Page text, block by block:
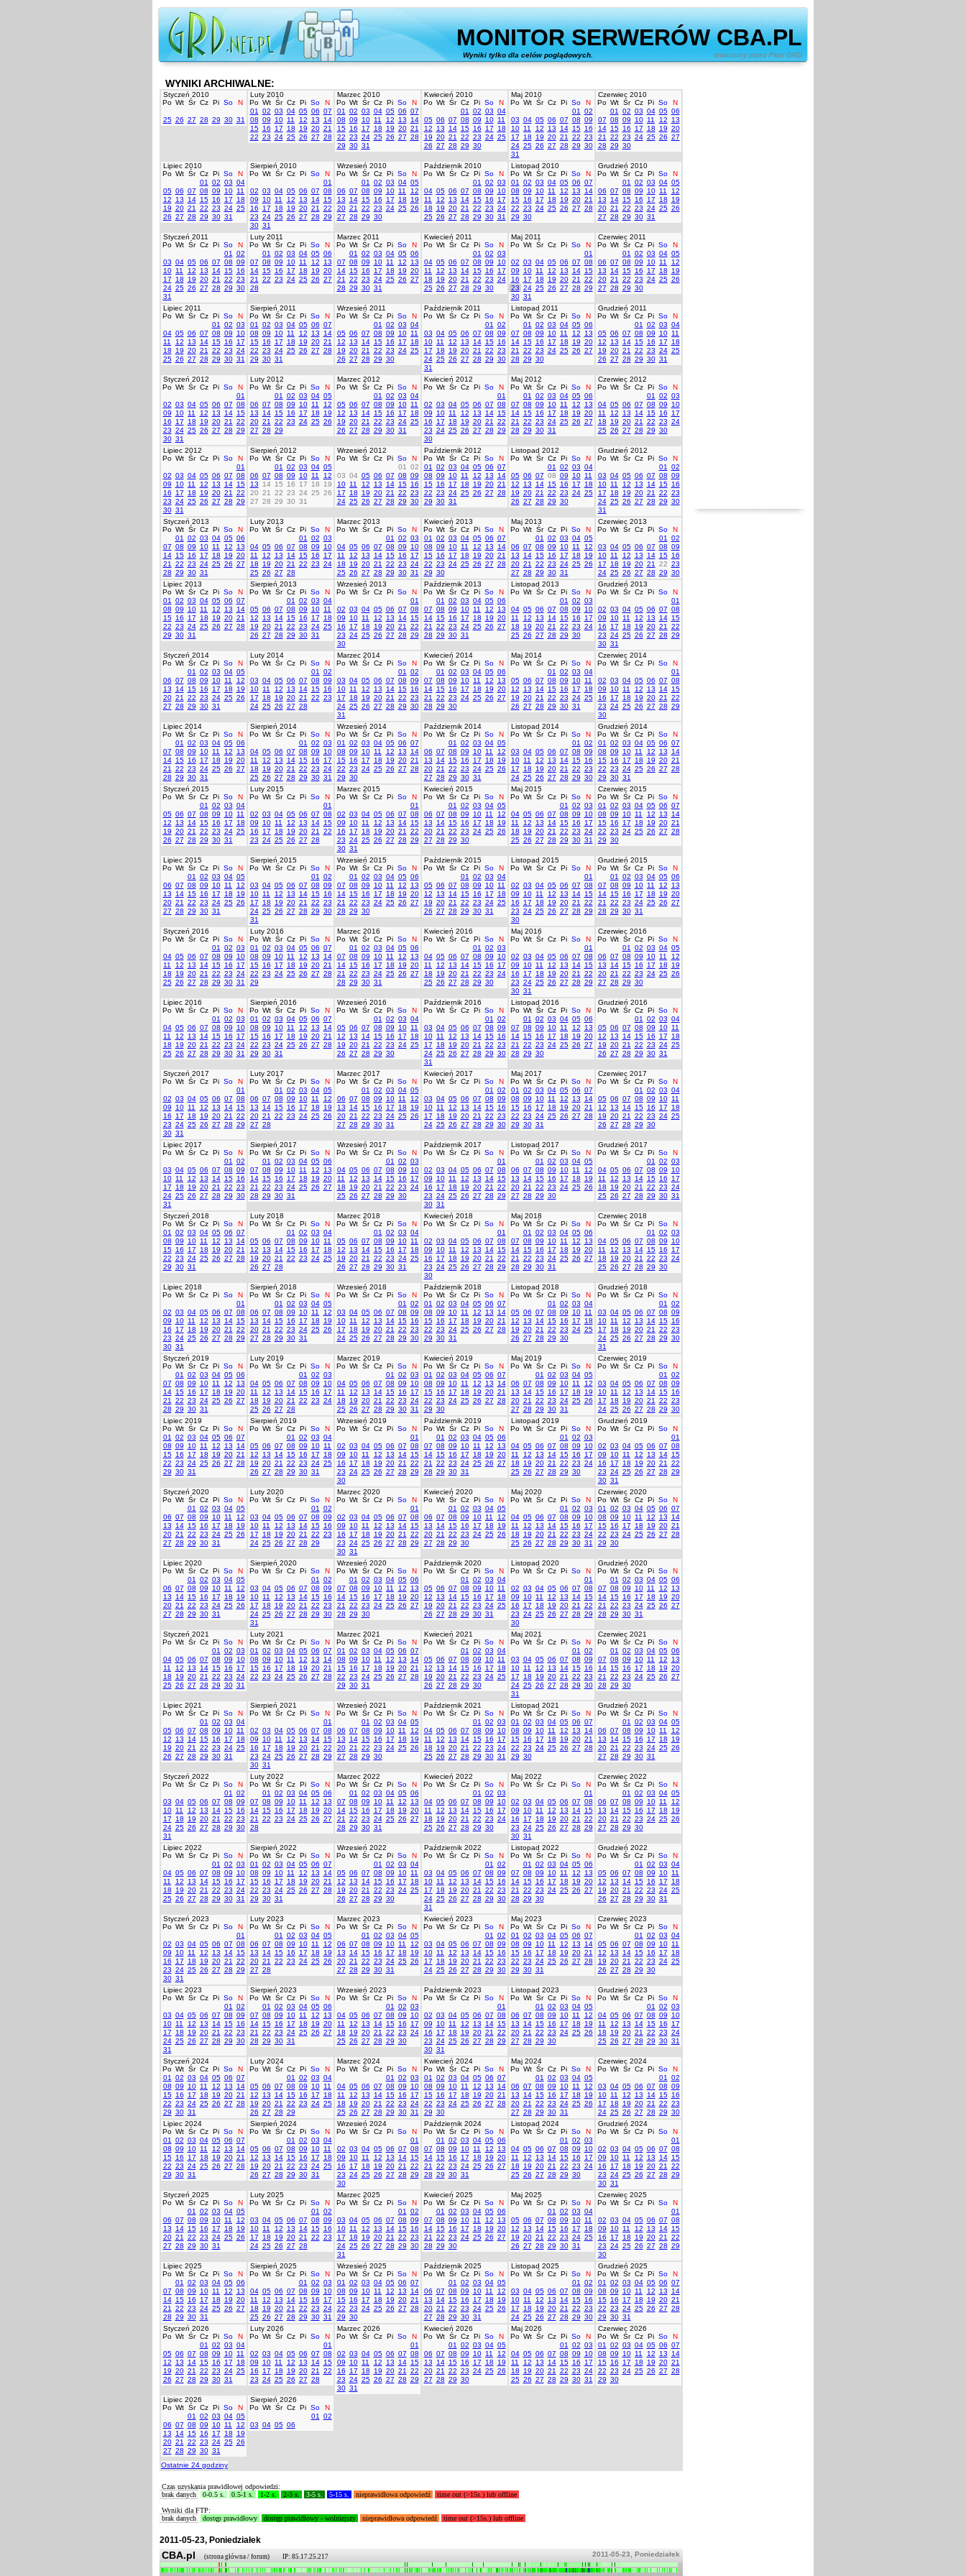
MONITOR SERWERÓW CBA.PL
Wyniki tylko dla celów poglądowych.stworzony przez Piotr GRD
WYNIKI ARCHIWALNE:
Styczeń 2010
Po Wt Śr Cz Pi So N
25 26 27 28 29 30 31
Luty 2010
Po Wt Śr Cz Pi So
N
01
02 03 04 05 06 07
08 09 10 11 12 13
14
15 16 17 18 19 20 21
22 23 24 25 26 27 28
Marzec 2010
Po Wt Śr Cz Pi So
N
01
02 03 04 05 06 07
08 09 10 11 12 13
14
15 16 17 18 19 20 21
22 23 24 25 26 27 28
29 30 31
Kwiecień 2010
Po Wt Śr Cz Pi So
N
01
02 03 04
05 06 07 08 09 10 11
12
13 14 15 16 17
18
19 20 21 22 23 24 25
26 27 28 29 30
Maj 2010
Po Wt Śr Cz Pi So
N
01
02
03 04 05 06 07 08 09
10 11 12 13 14 15 16
17
18 19 20 21 22 23
24 25 26 27 28 29 30
31
Czerwiec 2010
Po Wt Śr Cz Pi So
N
01
02 03 04 05 06
07 08 09 10 11 12
13
14 15 16 17 18 19 20
21
22 23 24 25 26 27
28 29 30
Lipiec 2010
Po Wt Śr Cz Pi So
N
01
02 03 04
05 06 07 08 09 10 11
12
13 14 15 16 17
18
19 20 21 22 23 24 25
26 27 28 29 30 31
Sierpień 2010
Po Wt Śr Cz Pi So
N
01
02 03 04 05 06 07 08
09
10 11 12 13 14 15
16
17 18 19 20 21
22
23 24 25 26 27 28 29
30 31
Wrzesień 2010
Po Wt Śr Cz Pi So
N
01
02 03 04 05
06 07 08 09 10 11
12
13
14 15 16 17 18
19
20 21 22 23 24 25 26
27 28 29 30
Październik 2010
Po Wt Śr Cz Pi So
N
01
02 03
04 05 06 07 08 09
10
11
12 13 14 15 16
17
18
19 20 21 22 23 24
25 26 27 28 29 30 31
Listopad 2010
Po Wt Śr Cz Pi So
N
01
02 03 04 05 06 07
08 09 10 11 12 13
14
15 16 17 18 19 20 21
22 23 24 25 26 27 28
29 30
Grudzień 2010
Po Wt Śr Cz Pi So
N
01
02 03 04 05
06 07 08 09 10 11
12
13
14 15 16 17 18
19
20 21 22 23 24 25 26
27 28 29 30 31
Styczeń 2011
Po Wt Śr Cz Pi So
N
01
02
03 04 05 06 07 08 09
10 11 12 13 14 15 16
17
18 19 20 21 22 23
24 25 26 27 28 29 30
31
Luty 2011
Po Wt Śr Cz Pi So
N
01
02 03 04 05 06
07 08 09 10 11 12
13
14 15 16 17 18 19 20
21
22 23 24 25 26 27
28
Marzec 2011
Po Wt Śr Cz Pi So
N
01
02 03 04 05 06
07 08 09 10 11 12
13
14 15 16 17 18 19 20
21
22 23 24 25 26 27
28 29 30 31
Kwiecień 2011
Po Wt Śr Cz Pi So
N
01
02 03
04 05 06 07 08 09
10
11
12 13 14 15 16
17
18
19 20 21 22 23 24
25 26 27 28 29 30
Maj 2011
Po Wt Śr Cz Pi So
N
01
02 03 04 05 06 07 08
09
10 11 12 13 14 15
16
17 18 19 20 21
22
23 24 25 26 27 28 29
30 31
Czerwiec 2011
Po Wt Śr Cz Pi So
N
01
02 03 04 05
06 07 08 09 10 11
12
13
14 15 16 17 18
19
20 21 22 23 24 25 26
27 28 29 30
Lipiec 2011
Po Wt Śr Cz Pi So
N
01
02 03
04 05 06 07 08 09
10
11
12 13 14 15 16
17
18
19 20 21 22 23 24
25 26 27 28 29 30 31
Sierpień 2011
Po Wt Śr Cz Pi So
N
01
02 03 04 05 06 07
08 09 10 11 12 13
14
15 16 17 18 19 20 21
22 23 24 25 26 27 28
29 30 31
Wrzesień 2011
Po Wt Śr Cz Pi So
N
01
02 03 04
05 06 07 08 09 10 11
12
13 14 15 16 17
18
19 20 21 22 23 24 25
26 27 28 29 30
Październik 2011
Po Wt Śr Cz Pi So
N
01
02
03 04 05 06 07 08 09
10 11 12 13 14 15 16
17
18 19 20 21 22 23
24 25 26 27 28 29 30
31
Listopad 2011
Po Wt Śr Cz Pi So
N
01
02 03 04 05 06
07 08 09 10 11 12
13
14 15 16 17 18 19 20
21
22 23 24 25 26 27
28 29 30
Grudzień 2011
Po Wt Śr Cz Pi So
N
01
02 03 04
05 06 07 08 09 10 11
12
13 14 15 16 17
18
19 20 21 22 23 24 25
26 27 28 29 30 31
Styczeń 2012
Po Wt Śr Cz Pi So
N
01
02 03 04 05 06 07 08
09
10 11 12 13 14 15
16
17 18 19 20 21
22
23 24 25 26 27 28 29
30 31
Luty 2012
Po Wt Śr Cz Pi So
N
01
02 03 04 05
06 07 08 09 10 11
12
13
14 15 16 17 18
19
20 21 22 23 24 25 26
27 28 29
Marzec 2012
Po Wt Śr Cz Pi So
N
01
02 03 04
05 06 07 08 09 10 11
12
13 14 15 16 17
18
19 20 21 22 23 24 25
26 27 28 29 30 31
Kwiecień 2012
Po Wt Śr Cz Pi So
N
01
02 03 04 05 06 07 08
09
10 11 12 13 14 15
16
17 18 19 20 21
22
23 24 25 26 27 28 29
30
Maj 2012
Po Wt Śr Cz Pi So
N
01
02 03 04 05 06
07 08 09 10 11 12
13
14 15 16 17 18 19 20
21
22 23 24 25 26 27
28 29 30 31
Czerwiec 2012
Po Wt Śr Cz Pi So
N
01
02 03
04 05 06 07 08 09
10
11
12 13 14 15 16
17
18
19 20 21 22 23 24
25 26 27 28 29 30
Lipiec 2012
Po Wt Śr Cz Pi So
N
01
02 03 04 05 06 07 08
09
10 11 12 13 14 15
16
17 18 19 20 21
22
23 24 25 26 27 28 29
30 31
Sierpień 2012
Po Wt Śr Cz Pi So
N
01
02 03 04 05
06 07 08 09 10 11
12
13
14 15 16 17 18
19
20 21 22 23 24 25 26
27 28 29 30 31
Wrzesień 2012
Po Wt Śr Cz Pi So
N
01
02
03 04 05 06 07 08 09
10 11 12 13 14 15 16
17
18 19 20 21 22 23
24 25 26 27 28 29 30
Październik 2012
Po Wt Śr Cz Pi So
N
01
02 03 04 05 06 07
08 09 10 11 12 13
14
15 16 17 18 19 20 21
22 23 24 25 26 27 28
29 30 31
Listopad 2012
Po Wt Śr Cz Pi So
N
01
02 03 04
05 06 07 08 09 10 11
12
13 14 15 16 17
18
19 20 21 22 23 24 25
26 27 28 29 30
Grudzień 2012
Po Wt Śr Cz Pi So
N
01
02
03 04 05 06 07 08 09
10 11 12 13 14 15 16
17
18 19 20 21 22 23
24 25 26 27 28 29 30
31
Styczeń 2013
Po Wt Śr Cz Pi So
N
01
02 03 04 05 06
07 08 09 10 11 12
13
14 15 16 17 18 19 20
21
22 23 24 25 26 27
28 29 30 31
Luty 2013
Po Wt Śr Cz Pi So
N
01
02 03
04 05 06 07 08 09
10
11
12 13 14 15 16
17
18
19 20 21 22 23 24
25 26 27 28
Marzec 2013
Po Wt Śr Cz Pi So
N
01
02 03
04 05 06 07 08 09
10
11
12 13 14 15 16
17
18
19 20 21 22 23 24
25 26 27 28 29 30 31
Kwiecień 2013
Po Wt Śr Cz Pi So
N
01
02 03 04 05 06 07
08 09 10 11 12 13
14
15 16 17 18 19 20 21
22 23 24 25 26 27 28
29 30
Maj 2013
Po Wt Śr Cz Pi So
N
01
02 03 04 05
06 07 08 09 10 11
12
13
14 15 16 17 18
19
20 21 22 23 24 25 26
27 28 29 30 31
Czerwiec 2013
Po Wt Śr Cz Pi So
N
01
02
03 04 05 06 07 08 09
10 11 12 13 14 15 16
17
18 19 20 21 22 23
24 25 26 27 28 29 30
Lipiec 2013
Po Wt Śr Cz Pi So
N
01
02 03 04 05 06 07
08 09 10 11 12 13
14
15 16 17 18 19 20 21
22 23 24 25 26 27 28
29 30 31
Sierpień 2013
Po Wt Śr Cz Pi So
N
01
02 03 04
05 06 07 08 09 10 11
12
13 14 15 16 17
18
19 20 21 22 23 24 25
26 27 28 29 30 31
Wrzesień 2013
Po Wt Śr Cz Pi So
N
01
02 03 04 05 06 07 08
09
10 11 12 13 14 15
16
17 18 19 20 21
22
23 24 25 26 27 28 29
30
Październik 2013
Po Wt Śr Cz Pi So
N
01
02 03 04 05 06
07 08 09 10 11 12
13
14 15 16 17 18 19 20
21
22 23 24 25 26 27
28 29 30 31
Listopad 2013
Po Wt Śr Cz Pi So
N
01
02 03
04 05 06 07 08 09
10
11
12 13 14 15 16
17
18
19 20 21 22 23 24
25 26 27 28 29 30
Grudzień 2013
Po Wt Śr Cz Pi So
N
01
02 03 04 05 06 07 08
09
10 11 12 13 14 15
16
17 18 19 20 21
22
23 24 25 26 27 28 29
30 31
Styczeń 2014
Po Wt Śr Cz Pi So
N
01
02 03 04 05
06 07 08 09 10 11
12
13
14 15 16 17 18
19
20 21 22 23 24 25 26
27 28 29 30 31
Luty 2014
Po Wt Śr Cz Pi So
N
01
02
03 04 05 06 07 08 09
10 11 12 13 14 15 16
17
18 19 20 21 22 23
24 25 26 27 28
Marzec 2014
Po Wt Śr Cz Pi So
N
01
02
03 04 05 06 07 08 09
10 11 12 13 14 15 16
17
18 19 20 21 22 23
24 25 26 27 28 29 30
31
Kwiecień 2014
Po Wt Śr Cz Pi So
N
01
02 03 04 05 06
07 08 09 10 11 12
13
14 15 16 17 18 19 20
21
22 23 24 25 26 27
28 29 30
Maj 2014
Po Wt Śr Cz Pi So
N
01
02 03 04
05 06 07 08 09 10 11
12
13 14 15 16 17
18
19 20 21 22 23 24 25
26 27 28 29 30 31
Czerwiec 2014
Po Wt Śr Cz Pi So
N
01
02 03 04 05 06 07 08
09
10 11 12 13 14 15
16
17 18 19 20 21
22
23 24 25 26 27 28 29
30
Lipiec 2014
Po Wt Śr Cz Pi So
N
01
02 03 04 05 06
07 08 09 10 11 12
13
14 15 16 17 18 19 20
21
22 23 24 25 26 27
28 29 30 31
Sierpień 2014
Po Wt Śr Cz Pi So
N
01
02 03
04 05 06 07 08 09
10
11
12 13 14 15 16
17
18
19 20 21 22 23 24
25 26 27 28 29 30 31
Wrzesień 2014
Po Wt Śr Cz Pi So
N
01
02 03 04 05 06 07
08 09 10 11 12 13
14
15 16 17 18 19 20 21
22 23 24 25 26 27 28
29 30
Październik 2014
Po Wt Śr Cz Pi So
N
01
02 03 04 05
06 07 08 09 10 11
12
13
14 15 16 17 18
19
20 21 22 23 24 25 26
27 28 29 30 31
Listopad 2014
Po Wt Śr Cz Pi So
N
01
02
03 04 05 06 07 08 09
10 11 12 13 14 15 16
17
18 19 20 21 22 23
24 25 26 27 28 29 30
Grudzień 2014
Po Wt Śr Cz Pi So
N
01
02 03 04 05 06 07
08 09 10 11 12 13
14
15 16 17 18 19 20 21
22 23 24 25 26 27 28
29 30 31
Styczeń 2015
Po Wt Śr Cz Pi So
N
01
02 03 04
05 06 07 08 09 10 11
12
13 14 15 16 17
18
19 20 21 22 23 24 25
26 27 28 29 30 31
Luty 2015
Po Wt Śr Cz Pi So
N
01
02 03 04 05 06 07 08
09
10 11 12 13 14 15
16
17 18 19 20 21
22
23 24 25 26 27 28
Marzec 2015
Po Wt Śr Cz Pi So
N
01
02 03 04 05 06 07 08
09
10 11 12 13 14 15
16
17 18 19 20 21
22
23 24 25 26 27 28 29
30 31
Kwiecień 2015
Po Wt Śr Cz Pi So
N
01
02 03 04 05
06 07 08 09 10 11
12
13
14 15 16 17 18
19
20 21 22 23 24 25 26
27 28 29 30
Maj 2015
Po Wt Śr Cz Pi So
N
01
02 03
04 05 06 07 08 09
10
11
12 13 14 15 16
17
18
19 20 21 22 23 24
25 26 27 28 29 30 31
Czerwiec 2015
Po Wt Śr Cz Pi So
N
01
02 03 04 05 06 07
08 09 10 11 12 13
14
15 16 17 18 19 20 21
22 23 24 25 26 27 28
29 30
Lipiec 2015
Po Wt Śr Cz Pi So
N
01
02 03 04 05
06 07 08 09 10 11
12
13
14 15 16 17 18
19
20 21 22 23 24 25 26
27 28 29 30 31
Sierpień 2015
Po Wt Śr Cz Pi So
N
01
02
03 04 05 06 07 08 09
10 11 12 13 14 15 16
17
18 19 20 21 22 23
24 25 26 27 28 29 30
31
Wrzesień 2015
Po Wt Śr Cz Pi So
N
01
02 03 04 05 06
07 08 09 10 11 12
13
14 15 16 17 18 19 20
21
22 23 24 25 26 27
28 29 30
Październik 2015
Po Wt Śr Cz Pi So
N
01
02 03 04
05 06 07 08 09 10 11
12
13 14 15 16 17
18
19 20 21 22 23 24 25
26 27 28 29 30 31
Listopad 2015
Po Wt Śr Cz Pi So
N
01
02 03 04 05 06 07 08
09
10 11 12 13 14 15
16
17 18 19 20 21
22
23 24 25 26 27 28 29
30
Grudzień 2015
Po Wt Śr Cz Pi So
N
01
02 03 04 05 06
07 08 09 10 11 12
13
14 15 16 17 18 19 20
21
22 23 24 25 26 27
28 29 30 31
Styczeń 2016
Po Wt Śr Cz Pi So
N
01
02 03
04 05 06 07 08 09
10
11
12 13 14 15 16
17
18
19 20 21 22 23 24
25 26 27 28 29 30 31
Luty 2016
Po Wt Śr Cz Pi So
N
01
02 03 04 05 06 07
08 09 10 11 12 13
14
15 16 17 18 19 20 21
22 23 24 25 26 27 28
29
Marzec 2016
Po Wt Śr Cz Pi So
N
01
02 03 04 05 06
07 08 09 10 11 12
13
14 15 16 17 18 19 20
21
22 23 24 25 26 27
28 29 30 31
Kwiecień 2016
Po Wt Śr Cz Pi So
N
01
02 03
04 05 06 07 08 09
10
11
12 13 14 15 16
17
18
19 20 21 22 23 24
25 26 27 28 29 30
Maj 2016
Po Wt Śr Cz Pi So
N
01
02 03 04 05 06 07 08
09
10 11 12 13 14 15
16
17 18 19 20 21
22
23 24 25 26 27 28 29
30 31
Czerwiec 2016
Po Wt Śr Cz Pi So
N
01
02 03 04 05
06 07 08 09 10 11
12
13
14 15 16 17 18
19
20 21 22 23 24 25 26
27 28 29 30
Lipiec 2016
Po Wt Śr Cz Pi So
N
01
02 03
04 05 06 07 08 09
10
11
12 13 14 15 16
17
18
19 20 21 22 23 24
25 26 27 28 29 30 31
Sierpień 2016
Po Wt Śr Cz Pi So
N
01
02 03 04 05 06 07
08 09 10 11 12 13
14
15 16 17 18 19 20 21
22 23 24 25 26 27 28
29 30 31
Wrzesień 2016
Po Wt Śr Cz Pi So
N
01
02 03 04
05 06 07 08 09 10 11
12
13 14 15 16 17
18
19 20 21 22 23 24 25
26 27 28 29 30
Październik 2016
Po Wt Śr Cz Pi So
N
01
02
03 04 05 06 07 08 09
10 11 12 13 14 15 16
17
18 19 20 21 22 23
24 25 26 27 28 29 30
31
Listopad 2016
Po Wt Śr Cz Pi So
N
01
02 03 04 05 06
07 08 09 10 11 12
13
14 15 16 17 18 19 20
21
22 23 24 25 26 27
28 29 30
Grudzień 2016
Po Wt Śr Cz Pi So
N
01
02 03 04
05 06 07 08 09 10 11
12
13 14 15 16 17
18
19 20 21 22 23 24 25
26 27 28 29 30 31
Styczeń 2017
Po Wt Śr Cz Pi So
N
01
02 03 04 05 06 07 08
09
10 11 12 13 14 15
16
17 18 19 20 21
22
23 24 25 26 27 28 29
30 31
Luty 2017
Po Wt Śr Cz Pi So
N
01
02 03 04 05
06 07 08 09 10 11
12
13
14 15 16 17 18
19
20 21 22 23 24 25 26
27 28
Marzec 2017
Po Wt Śr Cz Pi So
N
01
02 03 04 05
06 07 08 09 10 11
12
13
14 15 16 17 18
19
20 21 22 23 24 25 26
27 28 29 30 31
Kwiecień 2017
Po Wt Śr Cz Pi So
N
01
02
03 04 05 06 07 08 09
10 11 12 13 14 15 16
17
18 19 20 21 22 23
24 25 26 27 28 29 30
Maj 2017
Po Wt Śr Cz Pi So
N
01
02 03 04 05 06 07
08 09 10 11 12 13
14
15 16 17 18 19 20 21
22 23 24 25 26 27 28
29 30 31
Czerwiec 2017
Po Wt Śr Cz Pi So
N
01
02 03 04
05 06 07 08 09 10 11
12
13 14 15 16 17
18
19 20 21 22 23 24 25
26 27 28 29 30
Lipiec 2017
Po Wt Śr Cz Pi So
N
01
02
03 04 05 06 07 08 09
10 11 12 13 14 15 16
17
18 19 20 21 22 23
24 25 26 27 28 29 30
31
Sierpień 2017
Po Wt Śr Cz Pi So
N
01
02 03 04 05 06
07 08 09 10 11 12
13
14 15 16 17 18 19 20
21
22 23 24 25 26 27
28 29 30 31
Wrzesień 2017
Po Wt Śr Cz Pi So
N
01
02 03
04 05 06 07 08 09
10
11
12 13 14 15 16
17
18
19 20 21 22 23 24
25 26 27 28 29 30
Październik 2017
Po Wt Śr Cz Pi So
N
01
02 03 04 05 06 07 08
09
10 11 12 13 14 15
16
17 18 19 20 21
22
23 24 25 26 27 28 29
30 31
Listopad 2017
Po Wt Śr Cz Pi So
N
01
02 03 04 05
06 07 08 09 10 11
12
13
14 15 16 17 18
19
20 21 22 23 24 25 26
27 28 29 30
Grudzień 2017
Po Wt Śr Cz Pi So
N
01
02 03
04 05 06 07 08 09
10
11
12 13 14 15 16
17
18
19 20 21 22 23 24
25 26 27 28 29 30 31
Styczeń 2018
Po Wt Śr Cz Pi So
N
01
02 03 04 05 06 07
08 09 10 11 12 13
14
15 16 17 18 19 20 21
22 23 24 25 26 27 28
29 30 31
Luty 2018
Po Wt Śr Cz Pi So
N
01
02 03 04
05 06 07 08 09 10 11
12
13 14 15 16 17
18
19 20 21 22 23 24 25
26 27 28
Marzec 2018
Po Wt Śr Cz Pi So
N
01
02 03 04
05 06 07 08 09 10 11
12
13 14 15 16 17
18
19 20 21 22 23 24 25
26 27 28 29 30 31
Kwiecień 2018
Po Wt Śr Cz Pi So
N
01
02 03 04 05 06 07 08
09
10 11 12 13 14 15
16
17 18 19 20 21
22
23 24 25 26 27 28 29
30
Maj 2018
Po Wt Śr Cz Pi So
N
01
02 03 04 05 06
07 08 09 10 11 12
13
14 15 16 17 18 19 20
21
22 23 24 25 26 27
28 29 30 31
Czerwiec 2018
Po Wt Śr Cz Pi So
N
01
02 03
04 05 06 07 08 09
10
11
12 13 14 15 16
17
18
19 20 21 22 23 24
25 26 27 28 29 30
Lipiec 2018
Po Wt Śr Cz Pi So
N
01
02 03 04 05 06 07 08
09
10 11 12 13 14 15
16
17 18 19 20 21
22
23 24 25 26 27 28 29
30 31
Sierpień 2018
Po Wt Śr Cz Pi So
N
01
02 03 04 05
06 07 08 09 10 11
12
13
14 15 16 17 18
19
20 21 22 23 24 25 26
27 28 29 30 31
Wrzesień 2018
Po Wt Śr Cz Pi So
N
01
02
03 04 05 06 07 08 09
10 11 12 13 14 15 16
17
18 19 20 21 22 23
24 25 26 27 28 29 30
Październik 2018
Po Wt Śr Cz Pi So
N
01
02 03 04 05 06 07
08 09 10 11 12 13
14
15 16 17 18 19 20 21
22 23 24 25 26 27 28
29 30 31
Listopad 2018
Po Wt Śr Cz Pi So
N
01
02 03 04
05 06 07 08 09 10 11
12
13 14 15 16 17
18
19 20 21 22 23 24 25
26 27 28 29 30
Grudzień 2018
Po Wt Śr Cz Pi So
N
01
02
03 04 05 06 07 08 09
10 11 12 13 14 15 16
17
18 19 20 21 22 23
24 25 26 27 28 29 30
31
Styczeń 2019
Po Wt Śr Cz Pi So
N
01
02 03 04 05 06
07 08 09 10 11 12
13
14 15 16 17 18 19 20
21
22 23 24 25 26 27
28 29 30 31
Luty 2019
Po Wt Śr Cz Pi So
N
01
02 03
04 05 06 07 08 09
10
11
12 13 14 15 16
17
18
19 20 21 22 23 24
25 26 27 28
Marzec 2019
Po Wt Śr Cz Pi So
N
01
02 03
04 05 06 07 08 09
10
11
12 13 14 15 16
17
18
19 20 21 22 23 24
25 26 27 28 29 30 31
Kwiecień 2019
Po Wt Śr Cz Pi So
N
01
02 03 04 05 06 07
08 09 10 11 12 13
14
15 16 17 18 19 20 21
22 23 24 25 26 27 28
29 30
Maj 2019
Po Wt Śr Cz Pi So
N
01
02 03 04 05
06 07 08 09 10 11
12
13
14 15 16 17 18
19
20 21 22 23 24 25 26
27 28 29 30 31
Czerwiec 2019
Po Wt Śr Cz Pi So
N
01
02
03 04 05 06 07 08 09
10 11 12 13 14 15 16
17
18 19 20 21 22 23
24 25 26 27 28 29 30
Lipiec 2019
Po Wt Śr Cz Pi So
N
01
02 03 04 05 06 07
08 09 10 11 12 13
14
15 16 17 18 19 20 21
22 23 24 25 26 27 28
29 30 31
Sierpień 2019
Po Wt Śr Cz Pi So
N
01
02 03 04
05 06 07 08 09 10 11
12
13 14 15 16 17
18
19 20 21 22 23 24 25
26 27 28 29 30 31
Wrzesień 2019
Po Wt Śr Cz Pi So
N
01
02 03 04 05 06 07 08
09
10 11 12 13 14 15
16
17 18 19 20 21
22
23 24 25 26 27 28 29
30
Październik 2019
Po Wt Śr Cz Pi So
N
01
02 03 04 05 06
07 08 09 10 11 12
13
14 15 16 17 18 19 20
21
22 23 24 25 26 27
28 29 30 31
Listopad 2019
Po Wt Śr Cz Pi So
N
01
02 03
04 05 06 07 08 09
10
11
12 13 14 15 16
17
18
19 20 21 22 23 24
25 26 27 28 29 30
Grudzień 2019
Po Wt Śr Cz Pi So
N
01
02 03 04 05 06 07 08
09
10 11 12 13 14 15
16
17 18 19 20 21
22
23 24 25 26 27 28 29
30 31
Styczeń 2020
Po Wt Śr Cz Pi So
N
01
02 03 04 05
06 07 08 09 10 11
12
13
14 15 16 17 18
19
20 21 22 23 24 25 26
27 28 29 30 31
Luty 2020
Po Wt Śr Cz Pi So
N
01
02
03 04 05 06 07 08 09
10 11 12 13 14 15 16
17
18 19 20 21 22 23
24 25 26 27 28 29
Marzec 2020
Po Wt Śr Cz Pi So
N
01
02 03 04 05 06 07 08
09
10 11 12 13 14 15
16
17 18 19 20 21
22
23 24 25 26 27 28 29
30 31
Kwiecień 2020
Po Wt Śr Cz Pi So
N
01
02 03 04 05
06 07 08 09 10 11
12
13
14 15 16 17 18
19
20 21 22 23 24 25 26
27 28 29 30
Maj 2020
Po Wt Śr Cz Pi So
N
01
02 03
04 05 06 07 08 09
10
11
12 13 14 15 16
17
18
19 20 21 22 23 24
25 26 27 28 29 30 31
Czerwiec 2020
Po Wt Śr Cz Pi So
N
01
02 03 04 05 06 07
08 09 10 11 12 13
14
15 16 17 18 19 20 21
22 23 24 25 26 27 28
29 30
Lipiec 2020
Po Wt Śr Cz Pi So
N
01
02 03 04 05
06 07 08 09 10 11
12
13
14 15 16 17 18
19
20 21 22 23 24 25 26
27 28 29 30 31
Sierpień 2020
Po Wt Śr Cz Pi So
N
01
02
03 04 05 06 07 08 09
10 11 12 13 14 15 16
17
18 19 20 21 22 23
24 25 26 27 28 29 30
31
Wrzesień 2020
Po Wt Śr Cz Pi So
N
01
02 03 04 05 06
07 08 09 10 11 12
13
14 15 16 17 18 19 20
21
22 23 24 25 26 27
28 29 30
Październik 2020
Po Wt Śr Cz Pi So
N
01
02 03 04
05 06 07 08 09 10 11
12
13 14 15 16 17
18
19 20 21 22 23 24 25
26 27 28 29 30 31
Listopad 2020
Po Wt Śr Cz Pi So
N
01
02 03 04 05 06 07 08
09
10 11 12 13 14 15
16
17 18 19 20 21
22
23 24 25 26 27 28 29
30
Grudzień 2020
Po Wt Śr Cz Pi So
N
01
02 03 04 05 06
07 08 09 10 11 12
13
14 15 16 17 18 19 20
21
22 23 24 25 26 27
28 29 30 31
Styczeń 2021
Po Wt Śr Cz Pi So
N
01
02 03
04 05 06 07 08 09
10
11
12 13 14 15 16
17
18
19 20 21 22 23 24
25 26 27 28 29 30 31
Luty 2021
Po Wt Śr Cz Pi So
N
01
02 03 04 05 06 07
08 09 10 11 12 13
14
15 16 17 18 19 20 21
22 23 24 25 26 27 28
Marzec 2021
Po Wt Śr Cz Pi So
N
01
02 03 04 05 06 07
08 09 10 11 12 13
14
15 16 17 18 19 20 21
22 23 24 25 26 27 28
29 30 31
Kwiecień 2021
Po Wt Śr Cz Pi So
N
01
02 03 04
05 06 07 08 09 10 11
12
13 14 15 16 17
18
19 20 21 22 23 24 25
26 27 28 29 30
Maj 2021
Po Wt Śr Cz Pi So
N
01
02
03 04 05 06 07 08 09
10 11 12 13 14 15 16
17
18 19 20 21 22 23
24 25 26 27 28 29 30
31
Czerwiec 2021
Po Wt Śr Cz Pi So
N
01
02 03 04 05 06
07 08 09 10 11 12
13
14 15 16 17 18 19 20
21
22 23 24 25 26 27
28 29 30
Lipiec 2021
Po Wt Śr Cz Pi So
N
01
02 03 04
05 06 07 08 09 10 11
12
13 14 15 16 17
18
19 20 21 22 23 24 25
26 27 28 29 30 31
Sierpień 2021
Po Wt Śr Cz Pi So
N
01
02 03 04 05 06 07 08
09
10 11 12 13 14 15
16
17 18 19 20 21
22
23 24 25 26 27 28 29
30 31
Wrzesień 2021
Po Wt Śr Cz Pi So
N
01
02 03 04 05
06 07 08 09 10 11
12
13
14 15 16 17 18
19
20 21 22 23 24 25 26
27 28 29 30
Październik 2021
Po Wt Śr Cz Pi So
N
01
02 03
04 05 06 07 08 09
10
11
12 13 14 15 16
17
18
19 20 21 22 23 24
25 26 27 28 29 30 31
Listopad 2021
Po Wt Śr Cz Pi So
N
01
02 03 04 05 06 07
08 09 10 11 12 13
14
15 16 17 18 19 20 21
22 23 24 25 26 27 28
29 30
Grudzień 2021
Po Wt Śr Cz Pi So
N
01
02 03 04 05
06 07 08 09 10 11
12
13
14 15 16 17 18
19
20 21 22 23 24 25 26
27 28 29 30 31
Styczeń 2022
Po Wt Śr Cz Pi So
N
01
02
03 04 05 06 07 08 09
10 11 12 13 14 15 16
17
18 19 20 21 22 23
24 25 26 27 28 29 30
31
Luty 2022
Po Wt Śr Cz Pi So
N
01
02 03 04 05 06
07 08 09 10 11 12
13
14 15 16 17 18 19 20
21
22 23 24 25 26 27
28
Marzec 2022
Po Wt Śr Cz Pi So
N
01
02 03 04 05 06
07 08 09 10 11 12
13
14 15 16 17 18 19 20
21
22 23 24 25 26 27
28 29 30 31
Kwiecień 2022
Po Wt Śr Cz Pi So
N
01
02 03
04 05 06 07 08 09
10
11
12 13 14 15 16
17
18
19 20 21 22 23 24
25 26 27 28 29 30
Maj 2022
Po Wt Śr Cz Pi So
N
01
02 03 04 05 06 07 08
09
10 11 12 13 14 15
16
17 18 19 20 21
22
23 24 25 26 27 28 29
30 31
Czerwiec 2022
Po Wt Śr Cz Pi So
N
01
02 03 04 05
06 07 08 09 10 11
12
13
14 15 16 17 18
19
20 21 22 23 24 25 26
27 28 29 30
Lipiec 2022
Po Wt Śr Cz Pi So
N
01
02 03
04 05 06 07 08 09
10
11
12 13 14 15 16
17
18
19 20 21 22 23 24
25 26 27 28 29 30 31
Sierpień 2022
Po Wt Śr Cz Pi So
N
01
02 03 04 05 06 07
08 09 10 11 12 13
14
15 16 17 18 19 20 21
22 23 24 25 26 27 28
29 30 31
Wrzesień 2022
Po Wt Śr Cz Pi So
N
01
02 03 04
05 06 07 08 09 10 11
12
13 14 15 16 17
18
19 20 21 22 23 24 25
26 27 28 29 30
Październik 2022
Po Wt Śr Cz Pi So
N
01
02
03 04 05 06 07 08 09
10 11 12 13 14 15 16
17
18 19 20 21 22 23
24 25 26 27 28 29 30
31
Listopad 2022
Po Wt Śr Cz Pi So
N
01
02 03 04 05 06
07 08 09 10 11 12
13
14 15 16 17 18 19 20
21
22 23 24 25 26 27
28 29 30
Grudzień 2022
Po Wt Śr Cz Pi So
N
01
02 03 04
05 06 07 08 09 10 11
12
13 14 15 16 17
18
19 20 21 22 23 24 25
26 27 28 29 30 31
Styczeń 2023
Po Wt Śr Cz Pi So
N
01
02 03 04 05 06 07 08
09
10 11 12 13 14 15
16
17 18 19 20 21
22
23 24 25 26 27 28 29
30 31
Luty 2023
Po Wt Śr Cz Pi So
N
01
02 03 04 05
06 07 08 09 10 11
12
13
14 15 16 17 18
19
20 21 22 23 24 25 26
27 28
Marzec 2023
Po Wt Śr Cz Pi So
N
01
02 03 04 05
06 07 08 09 10 11
12
13
14 15 16 17 18
19
20 21 22 23 24 25 26
27 28 29 30 31
Kwiecień 2023
Po Wt Śr Cz Pi So
N
01
02
03 04 05 06 07 08 09
10 11 12 13 14 15 16
17
18 19 20 21 22 23
24 25 26 27 28 29 30
Maj 2023
Po Wt Śr Cz Pi So
N
01
02 03 04 05 06 07
08 09 10 11 12 13
14
15 16 17 18 19 20 21
22 23 24 25 26 27 28
29 30 31
Czerwiec 2023
Po Wt Śr Cz Pi So
N
01
02 03 04
05 06 07 08 09 10 11
12
13 14 15 16 17
18
19 20 21 22 23 24 25
26 27 28 29 30
Lipiec 2023
Po Wt Śr Cz Pi So
N
01
02
03 04 05 06 07 08 09
10 11 12 13 14 15 16
17
18 19 20 21 22 23
24 25 26 27 28 29 30
31
Sierpień 2023
Po Wt Śr Cz Pi So
N
01
02 03 04 05 06
07 08 09 10 11 12
13
14 15 16 17 18 19 20
21
22 23 24 25 26 27
28 29 30 31
Wrzesień 2023
Po Wt Śr Cz Pi So
N
01
02 03
04 05 06 07 08 09
10
11
12 13 14 15 16
17
18
19 20 21 22 23 24
25 26 27 28 29 30
Październik 2023
Po Wt Śr Cz Pi So
N
01
02 03 04 05 06 07 08
09
10 11 12 13 14 15
16
17 18 19 20 21
22
23 24 25 26 27 28 29
30 31
Listopad 2023
Po Wt Śr Cz Pi So
N
01
02 03 04 05
06 07 08 09 10 11
12
13
14 15 16 17 18
19
20 21 22 23 24 25 26
27 28 29 30
Grudzień 2023
Po Wt Śr Cz Pi So
N
01
02 03
04 05 06 07 08 09
10
11
12 13 14 15 16
17
18
19 20 21 22 23 24
25 26 27 28 29 30 31
Styczeń 2024
Po Wt Śr Cz Pi So
N
01
02 03 04 05 06 07
08 09 10 11 12 13
14
15 16 17 18 19 20 21
22 23 24 25 26 27 28
29 30 31
Luty 2024
Po Wt Śr Cz Pi So
N
01
02 03 04
05 06 07 08 09 10 11
12
13 14 15 16 17
18
19 20 21 22 23 24 25
26 27 28 29
Marzec 2024
Po Wt Śr Cz Pi So
N
01
02 03
04 05 06 07 08 09
10
11
12 13 14 15 16
17
18
19 20 21 22 23 24
25 26 27 28 29 30 31
Kwiecień 2024
Po Wt Śr Cz Pi So
N
01
02 03 04 05 06 07
08 09 10 11 12 13
14
15 16 17 18 19 20 21
22 23 24 25 26 27 28
29 30
Maj 2024
Po Wt Śr Cz Pi So
N
01
02 03 04 05
06 07 08 09 10 11
12
13
14 15 16 17 18
19
20 21 22 23 24 25 26
27 28 29 30 31
Czerwiec 2024
Po Wt Śr Cz Pi So
N
01
02
03 04 05 06 07 08 09
10 11 12 13 14 15 16
17
18 19 20 21 22 23
24 25 26 27 28 29 30
Lipiec 2024
Po Wt Śr Cz Pi So
N
01
02 03 04 05 06 07
08 09 10 11 12 13
14
15 16 17 18 19 20 21
22 23 24 25 26 27 28
29 30 31
Sierpień 2024
Po Wt Śr Cz Pi So
N
01
02 03 04
05 06 07 08 09 10 11
12
13 14 15 16 17
18
19 20 21 22 23 24 25
26 27 28 29 30 31
Wrzesień 2024
Po Wt Śr Cz Pi So
N
01
02 03 04 05 06 07 08
09
10 11 12 13 14 15
16
17 18 19 20 21
22
23 24 25 26 27 28 29
30
Październik 2024
Po Wt Śr Cz Pi So
N
01
02 03 04 05 06
07 08 09 10 11 12
13
14 15 16 17 18 19 20
21
22 23 24 25 26 27
28 29 30 31
Listopad 2024
Po Wt Śr Cz Pi So
N
01
02 03
04 05 06 07 08 09
10
11
12 13 14 15 16
17
18
19 20 21 22 23 24
25 26 27 28 29 30
Grudzień 2024
Po Wt Śr Cz Pi So
N
01
02 03 04 05 06 07 08
09
10 11 12 13 14 15
16
17 18 19 20 21
22
23 24 25 26 27 28 29
30 31
Styczeń 2025
Po Wt Śr Cz Pi So
N
01
02 03 04 05
06 07 08 09 10 11
12
13
14 15 16 17 18
19
20 21 22 23 24 25 26
27 28 29 30 31
Luty 2025
Po Wt Śr Cz Pi So
N
01
02
03 04 05 06 07 08 09
10 11 12 13 14 15 16
17
18 19 20 21 22 23
24 25 26 27 28
Marzec 2025
Po Wt Śr Cz Pi So
N
01
02
03 04 05 06 07 08 09
10 11 12 13 14 15 16
17
18 19 20 21 22 23
24 25 26 27 28 29 30
31
Kwiecień 2025
Po Wt Śr Cz Pi So
N
01
02 03 04 05 06
07 08 09 10 11 12
13
14 15 16 17 18 19 20
21
22 23 24 25 26 27
28 29 30
Maj 2025
Po Wt Śr Cz Pi So
N
01
02 03 04
05 06 07 08 09 10 11
12
13 14 15 16 17
18
19 20 21 22 23 24 25
26 27 28 29 30 31
Czerwiec 2025
Po Wt Śr Cz Pi So
N
01
02 03 04 05 06 07 08
09
10 11 12 13 14 15
16
17 18 19 20 21
22
23 24 25 26 27 28 29
30
Lipiec 2025
Po Wt Śr Cz Pi So
N
01
02 03 04 05 06
07 08 09 10 11 12
13
14 15 16 17 18 19 20
21
22 23 24 25 26 27
28 29 30 31
Sierpień 2025
Po Wt Śr Cz Pi So
N
01
02 03
04 05 06 07 08 09
10
11
12 13 14 15 16
17
18
19 20 21 22 23 24
25 26 27 28 29 30 31
Wrzesień 2025
Po Wt Śr Cz Pi So
N
01
02 03 04 05 06 07
08 09 10 11 12 13
14
15 16 17 18 19 20 21
22 23 24 25 26 27 28
29 30
Październik 2025
Po Wt Śr Cz Pi So
N
01
02 03 04 05
06 07 08 09 10 11
12
13
14 15 16 17 18
19
20 21 22 23 24 25 26
27 28 29 30 31
Listopad 2025
Po Wt Śr Cz Pi So
N
01
02
03 04 05 06 07 08 09
10 11 12 13 14 15 16
17
18 19 20 21 22 23
24 25 26 27 28 29 30
Grudzień 2025
Po Wt Śr Cz Pi So
N
01
02 03 04 05 06 07
08 09 10 11 12 13
14
15 16 17 18 19 20 21
22 23 24 25 26 27 28
29 30 31
Styczeń 2026
Po Wt Śr Cz Pi So
N
01
02 03 04
05 06 07 08 09 10 11
12
13 14 15 16 17
18
19 20 21 22 23 24 25
26 27 28 29 30 31
Luty 2026
Po Wt Śr Cz Pi So
N
01
02 03 04 05 06 07 08
09
10 11 12 13 14 15
16
17 18 19 20 21
22
23 24 25 26 27 28
Marzec 2026
Po Wt Śr Cz Pi So
N
01
02 03 04 05 06 07 08
09
10 11 12 13 14 15
16
17 18 19 20 21
22
23 24 25 26 27 28 29
30 31
Kwiecień 2026
Po Wt Śr Cz Pi So
N
01
02 03 04 05
06 07 08 09 10 11
12
13
14 15 16 17 18
19
20 21 22 23 24 25 26
27 28 29 30
Maj 2026
Po Wt Śr Cz Pi So
N
01
02 03
04 05 06 07 08 09
10
11
12 13 14 15 16
17
18
19 20 21 22 23 24
25 26 27 28 29 30 31
Czerwiec 2026
Po Wt Śr Cz Pi So
N
01
02 03 04 05 06 07
08 09 10 11 12 13
14
15 16 17 18 19 20 21
22 23 24 25 26 27 28
29 30
Lipiec 2026
Po Wt Śr Cz Pi So
N
01
02 03 04 05
06 07 08 09 10 11
12
13
14 15 16 17 18
19
20 21 22 23 24 25 26
27 28 29 30 31
Sierpień 2026
Po Wt Śr Cz Pi So
N
01
02
03 04 05 06
Ostatnie 24 godziny
Czas uzyskania prawidłowej odpowiedzi:
brak danych
0-0.5 s. 0.5-1 s. 1-2 s. 2-3 s. 3-5 s. 5-15 s. nieprawidłowa odpowiedź
time out (>15s.) lub offline
Wyniki dla FTP:
brak danych
dostęp prawidłowy dostęp prawidłowy - wolniejszy nieprawidłowa odpowiedź time out (>15s.) lub offline
2011-05-23, Poniedziałek
CBA.pl (strona główna / forum) IP: 85.17.25.217 2011-05-23, Poniedziałek